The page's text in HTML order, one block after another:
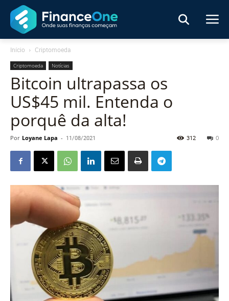
Início Criptomoeda
Criptomoeda Notícias
Bitcoin ultrapassa os
US$45 mil. Entenda o
porquê da alta!
Por Loyane Lapa - 11/08/2021 0
312